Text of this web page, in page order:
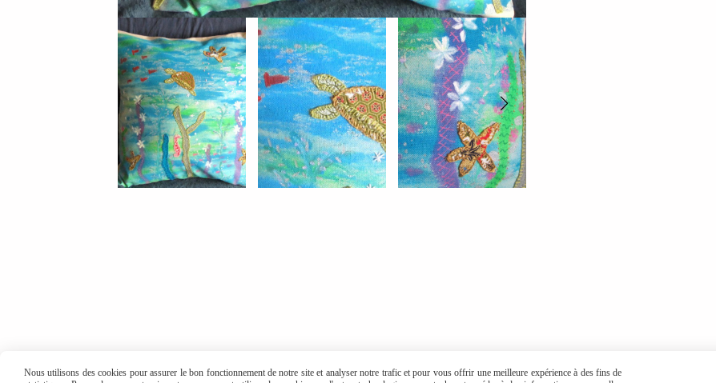
Nous utilisons des cookies pour assurer le bon fonctionnement de notre site et analyser notre trafic et pour vous offrir une meilleure expérience à des fins de